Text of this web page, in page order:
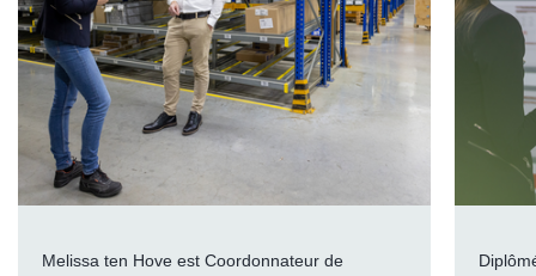
Melissa ten Hove est Coordonnateur de